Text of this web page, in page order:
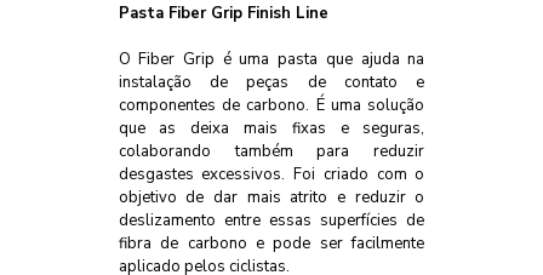
Pasta Fiber Grip Finish Line
O Fiber Grip é uma pasta que ajuda na
instalação de peças de contato e
componentes de carbono. É uma solução
que as deixa mais fixas e seguras,
colaborando também para reduzir
desgastes excessivos. Foi criado com o
objetivo de dar mais atrito e reduzir o
deslizamento entre essas superfícies de
fibra de carbono e pode ser facilmente
aplicado pelos ciclistas.